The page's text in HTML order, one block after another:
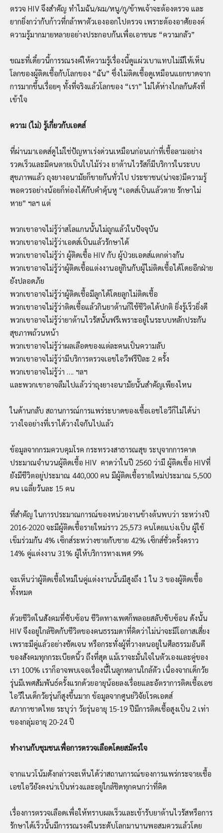
ตรวจ HIV จึงสำคัญ ทำไมฉัน/ผม/หนู/กู/ข้าพเจ้าจะต้องตรวจ และ
ยากยิ่งกว่ากับก้าวที่กล้าพาตัวเองออกไปตรวจ เพราะต้องอาศัยองค์
ความรู้มากมายหลายอย่างประกอบกันเพื่อเอาชนะ “ความกลัว”
ขณะที่เดี๋ยวนี้การรณรงค์ให้ความรู้เรื่องนี้ดูแผ่วเบาแทบไม่มีให้เห็น
โลกของผู้ติดเชื้อกับโลกของ “ฉัน” ซึ่งไม่ติดเชื้อดูเหมือนแยกขาดจาก
การมากขึ้นเรื่อยๆ ทั้งที่จริงแล้วโลกของ “เรา” ไม่ได้ห่างไกลกันดังที่
เข้าใจ
ความ (ไม่) รู้เกี่ยวกับเอดส์
ที่ผ่านมาเอดส์ดูไม่ใช่ปัญหาเร่งด่วนเหมือนก่อนเก่าที่เชื้อลามอย่าง
รวดเร็วและมีคนตายเป็นใบไม้ร่วง ยาต้านไวรัสก็มีบริการในระบบ
สุขภาพแล้ว ถุงยางอนามัยก็ขายกันทั่วไป ประชาชน(น่าจะ)มีความรู้
พอควรอย่างน้อยก็ท่องได้กับคำคุ้นหู “เอดส์เป็นแล้วตาย รักษาไม่
หาย” ฯลฯ แต่
พวกเขาอาจไม่รู้ว่าสโลแกนนั้นไม่ถูกแล้วในปัจจุบัน
พวกเขาอาจไม่รู้ว่าเอดส์เป็นแล้วรักษาได้
พวกเขาอาจไม่รู้ว่า ผู้ติดเชื้อ HIV กับ ผู้ป่วยเอดส์แตกต่างกัน
พวกเขาอาจไม่รู้ว่าผู้ติดเชื้อแต่งงานอยู่กินกับผู้ไม่ติดเชื้อได้โดยอีกฝ่าย
ยังปลอดภัย
พวกเขาอาจไม่รู้ว่าผู้ติดเชื้อมีลูกได้โดยลูกไม่ติดเชื้อ
พวกเขาอาจไม่รู้ว่าติดเชื้อแล้วกินยาต้านก็ใช้ชีวิตได้ปกติ ยิ่งรู้เร็วยิ่งดี
พวกเขาอาจไม่รู้ว่ายาต้านไวรัสนั้นฟรีเพราะอยู่ในระบบหลักประกัน
สุขภาพถ้วนหน้า
พวกเขาอาจไม่รู้ว่าผลเลือดของแต่ละคนเป็นความลับ
พวกเขาอาจไม่รู้ว่ามีบริการตรวจเอชไอวีฟรีปีละ 2 ครั้ง
พวกเขาอาจไม่รู้ว่า …. ฯลฯ
และพวกเขาอาจลืมไปแล้วว่าถุงยางอนามัยนั้นสำคัญเพียงไหน
ในด้านกลับ สถานการณ์การแพร่ระบาดของเชื้อเอชไอวีก็ไม่ได้น่า
วางใจอย่างที่เราได้วางใจกันไปแล้ว
ข้อมูลจากกรมควบคุมโรค กระทรวงสาธารณสุข ระบุจากการคาด
ประมาณจำนวนผู้ติดเชื้อ HIV คาดว่าในปี 2560 ว่ามี ผู้ติดเชื้อ HIVที่
ยังมีชีวิตอยู่ประมาณ 440,000 คน มีผู้ติดเชื้อรายใหม่ประมาณ 5,500
คน เฉลี่ยวันละ 15 คน
ที่สำคัญ ในการประมาณการณ์ของหน่วยงานข้างต้นพบว่า ระหว่างปี
2016-2020 จะมีผู้ติดเชื้อรายใหม่ราว 25,573 คนโดยแบ่งเป็น ผู้ใช้
เข็มร่วมกัน 4% เซ็กส์ระหว่างชายกับชาย 42% เซ็กส์ชั่วครั้งคราว
14% คู่แต่งงาน 31% ผู้ให้บริการทางเพศ 9%
จะเห็นว่าผู้ติดเชื้อใหม่ในคู่แต่งงานนั้นมีสูงถึง 1 ใน 3 ของผู้ติดเชื้อ
ทั้งหมด
ด้วยชีวิตในสังคมที่ซับซ้อน ชีวิตทางเพศก็พลอยสลับซับซ้อน ดังนั้น
HIV จึงอยู่ใกล้ชิดกับชีวิตของคนธรรมดาที่คิดว่าไม่น่าจะมีโอกาสเสี่ยง
เพราะมีคู่แล้วอย่างชัดเจน หรือกระทั่งผู้ที่วางตนอยู่ในศีลธรรมอันดี
ของสังคมทุกกระเบียดนิ้ว ถึงที่สุด แม้เราจะมั่นใจในตัวเองและคู่ของ
เรา 100% เราก็อาจพบเจอเรื่องนี้ในลูกหลานใกล้ตัว เนื่องจากเด็กวัย
รุ่นมีเพศสัมพันธ์ครั้งแรกด้วยอายุน้อยลงเรื่อยและอัตราการติดเชื้อเอช
ไอวีในเด็กวัยรุ่นก็สูงขึ้นมาก ข้อมูลจากศูนย์วิจัยโรคเอดส์
สภากาชาดไทย ระบุว่า วัยรุ่นอายุ 15-19 ปีมีการติดเชื้อสูงเป็น 2 เท่า
ของกลุ่มอายุ 20-24 ปี
ทำงานกับชุมชนเพื่อการตรวจเลือดโดยสมัครใจ
จากแนวโน้มดังกล่าวจะเห็นได้ว่าสถานการณ์ของการแพร่กระจายเชื้อ
เอชไอวียังคงน่าเป็นห่วงและอยู่ใกล้ชิดทุกคนกว่าที่คิด
เรื่องการตรวจเลือดเพื่อให้ทราบผลเร็วและเข้ารับยาต้านไวรัสหรือการ
รักษาได้เร็วนั้นมีการรณรงค์ในระดับโลกมานานพอสมควรแล้วโดย